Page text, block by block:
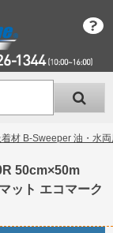
材 B-Sweeper 油・水
50cm×50m
ット エコマーク